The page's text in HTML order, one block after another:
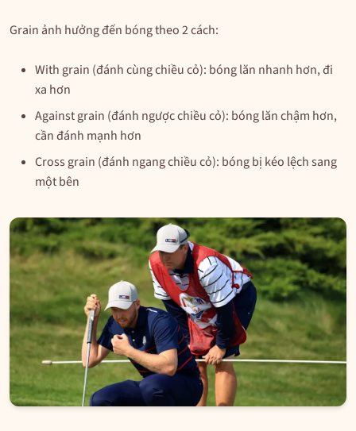
Grain ảnh hưởng đến bóng theo 2 cách:
With grain (đánh cùng chiều cỏ): bóng lăn nhanh hơn, đi
xa hơn
Against grain (đánh ngược chiều cỏ): bóng lăn chậm hơn,
cần đánh mạnh hơn
Cross grain (đánh ngang chiều cỏ): bóng bị kéo lệch sang
một bên